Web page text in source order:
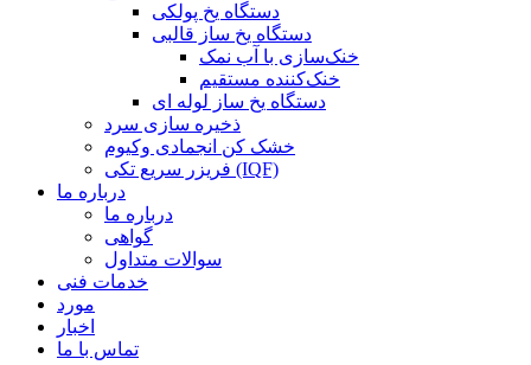
دستگاه یخ پولکی
دستگاه یخ ساز قالبی
خنک‌سازی با آب نمک
خنک‌کننده مستقیم
دستگاه یخ ساز لوله ای
ذخیره سازی سرد
خشک کن انجمادی وکیوم
فریزر سریع تکی (IQF)
درباره ما
درباره ما
گواهی
سوالات متداول
خدمات فنی
مورد
اخبار
تماس با ما